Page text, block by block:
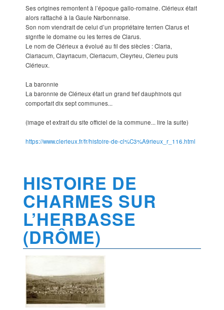
Ses origines remontent à l’époque gallo-romaine. Clérieux était
alors rattaché à la Gaule Narbonnaise.
Son nom viendrait de celui d’un propriétaire terrien Clarus et
signifie le domaine ou les terres de Clarus.
Le nom de Clérieux a évolué au fil des siècles : Claria,
Clariacum, Clayriacum, Cleriacum, Cleyrieu, Clerieu puis
Clérieux.
La baronnie
La baronnie de Clérieux était un grand fief dauphinois qui
comportait dix sept communes...
(image et extrait du site officiel de la commune... lire la suite)
https://www.clerieux.fr/fr/histoire-de-cl%C3%A9rieux_r_116.html
HISTOIRE DE
CHARMES SUR
L’HERBASSE
(DRÔME)